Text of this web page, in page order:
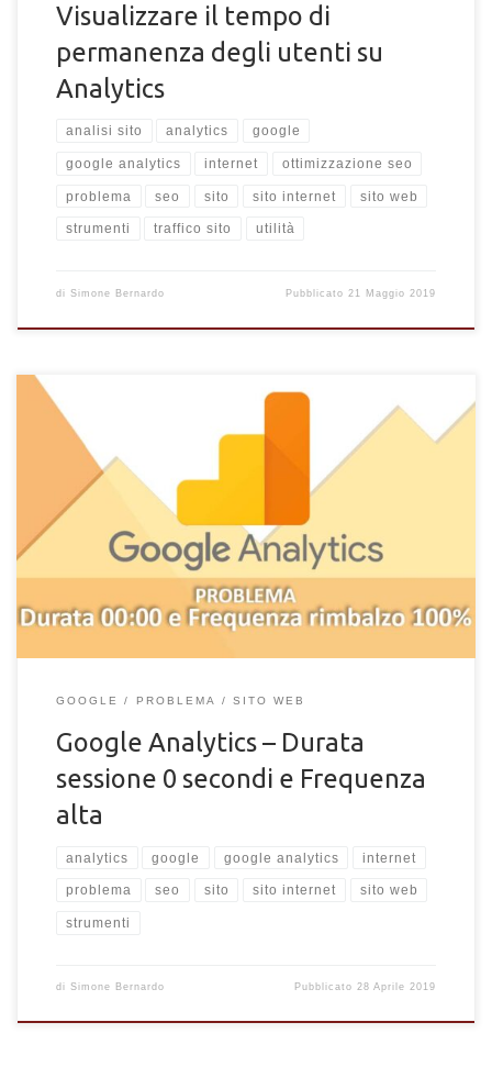
Visualizzare il tempo di
permanenza degli utenti su
Analytics
analisi sito analytics google
google analytics internet ottimizzazione seo
problema seo sito sito internet sito web
strumenti traffico sito utilità
di Simone Bernardo Pubblicato 21 Maggio 2019
Hai un sito web da diverso tempo ma riscontri una durata delle
sessioni di 00:00 e una frequenza di rimbalzo alta? Non sai
come interpretare questi dati e vuoi capire il comportamento
degli utenti in visita al tuo sito web? Analytics – Interpretare la
durata e la frequenza Se hai creato un sito internet o ne
gestisci uno, conoscerai sicuramente […]
GOOGLE PROBLEMA SITO WEB
Google Analytics – Durata
sessione 0 secondi e Frequenza
alta
analytics google google analytics internet
problema seo sito sito internet sito web
strumenti
di Simone Bernardo Pubblicato28 Aprile 2019